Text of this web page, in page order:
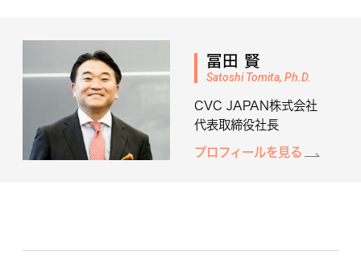
冨田 賢
Satoshi Tomita, Ph.D.
CVC JAPAN株式会社
代表取締役社長
プロフィールを見る